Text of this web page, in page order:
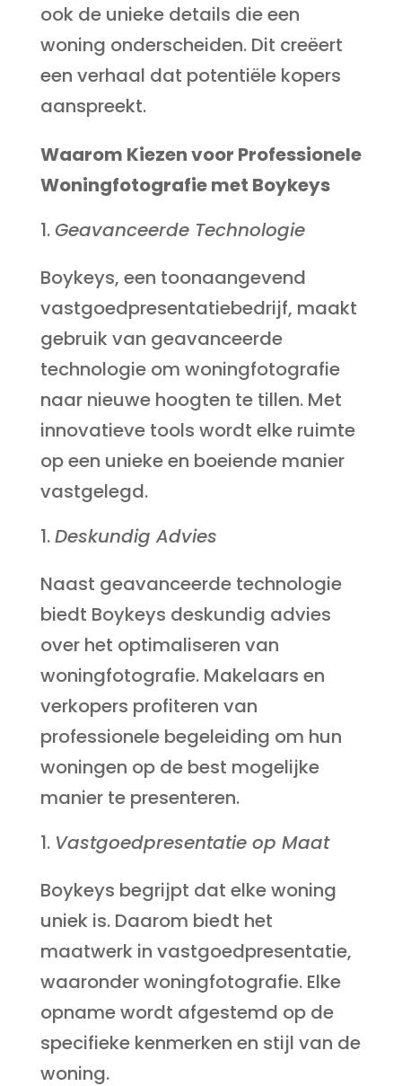
ook de unieke details die een
woning onderscheiden. Dit creëert
een verhaal dat potentiële kopers
aanspreekt.
Waarom Kiezen voor Professionele
Woningfotografie met Boykeys
Geavanceerde Technologie
Boykeys, een toonaangevend
vastgoedpresentatiebedrijf, maakt
gebruik van geavanceerde
technologie om woningfotografie
naar nieuwe hoogten te tillen. Met
innovatieve tools wordt elke ruimte
op een unieke en boeiende manier
vastgelegd.
Deskundig Advies
Naast geavanceerde technologie
biedt Boykeys deskundig advies
over het optimaliseren van
woningfotografie. Makelaars en
verkopers profiteren van
professionele begeleiding om hun
woningen op de best mogelijke
manier te presenteren.
Vastgoedpresentatie op Maat
Boykeys begrijpt dat elke woning
uniek is. Daarom biedt het
maatwerk in vastgoedpresentatie,
waaronder woningfotografie. Elke
opname wordt afgestemd op de
specifieke kenmerken en stijl van de
woning.